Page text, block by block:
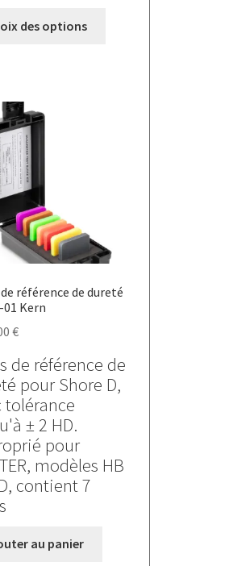
des options
page
produit
référence de dureté
01 Kern
€
de référence de
pour Shore D,
tolérance
± 2 HD.
pour
modèles HB
contient 7
au panier